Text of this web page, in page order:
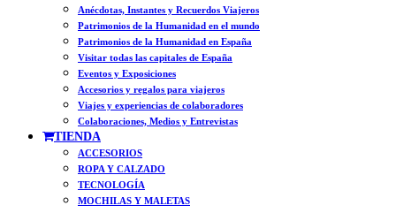
Anécdotas, Instantes y Recuerdos Viajeros
Patrimonios de la Humanidad en el mundo
Patrimonios de la Humanidad en España
Visitar todas las capitales de España
Eventos y Exposiciones
Accesorios y regalos para viajeros
Viajes y experiencias de colaboradores
Colaboraciones, Medios y Entrevistas
TIENDA
ACCESORIOS
ROPA Y CALZADO
TECNOLOGÍA
MOCHILAS Y MALETAS